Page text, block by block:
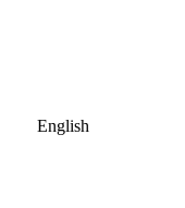
English